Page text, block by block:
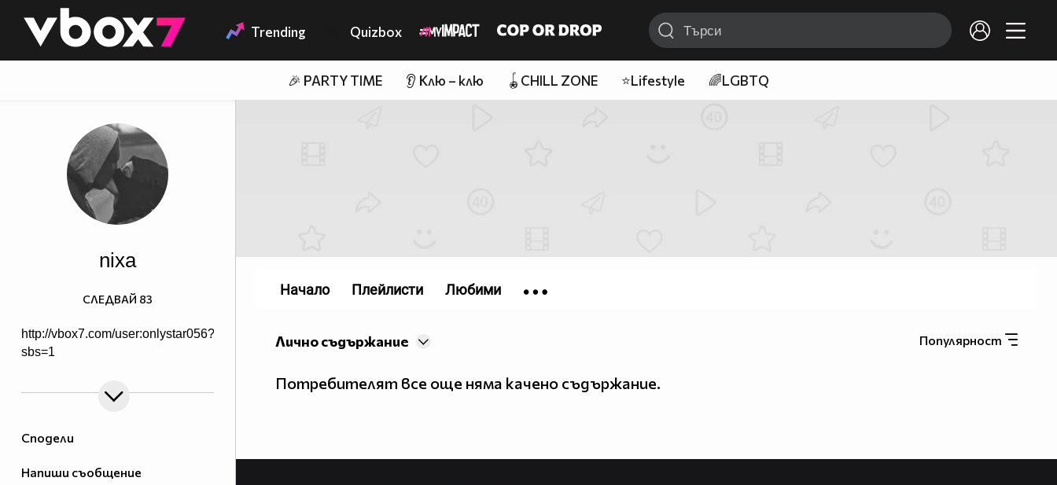
👾 Trending Quizbox
🎉 PARTY TIME 👂 Клю – клю 🪀CHILL ZONE ⭐Lifestyle 🌈LGBTQ
Сподели
Напиши съобщение
nixa
http://vbox7.com/user:onlystar056?
sbs=1
СЛЕДВАЙ 83
Популярност
Лично съдържание
Потребителят все още няма качено съдържание.
Начало Плейлисти Любими